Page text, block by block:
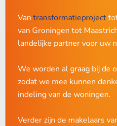
Van transformatieproject
van Groningen tot
landelijke partner voor uw
We worden al graag bij de
zodat we mee kunnen
indeling van de woningen.
Verder zijn de makelaars